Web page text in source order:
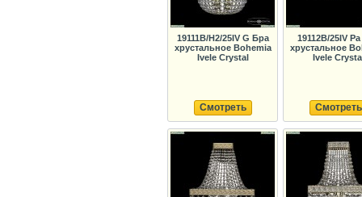
19111B/H2/25IV G Бра
хрустальное Bohemia
Ivele Crystal
Смотреть
19112B/25IV
хрустальное
Ivele
Смотреть